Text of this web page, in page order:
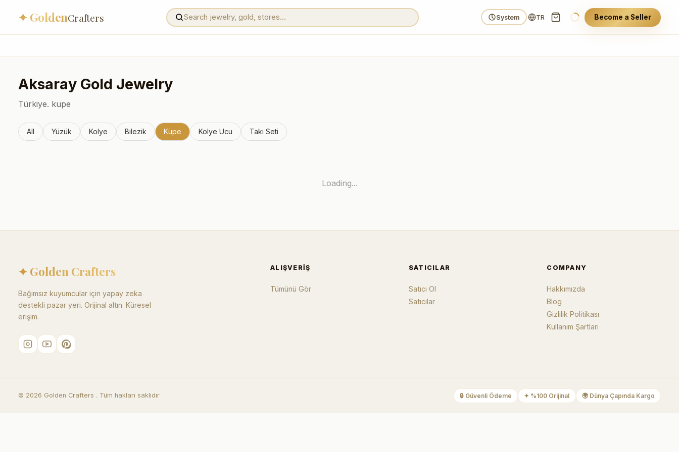
✦ GoldenCrafters System TR Become a Seller
Aksaray Gold Jewelry
Türkiye. kupe
All Yüzük Kolye Bilezik Küpe Kolye Ucu Takı Seti
Loading...
✦ Golden Crafters
Bağımsız kuyumcular için yapay zeka
destekli pazar yeri. Orijinal altın. Küresel
erişim.
ALIŞVERIŞ
Tümünü Gör
SATICILAR
Satıcı Ol
Satıcılar
COMPANY
Hakkımızda
Blog
Gizlilik Politikası
Kullanım Şartları
© 2026 Golden Crafters . Tüm hakları saklıdır 🔒 Güvenli Ödeme ✦ %100 Orijinal 🌍 Dünya Çapında Kargo